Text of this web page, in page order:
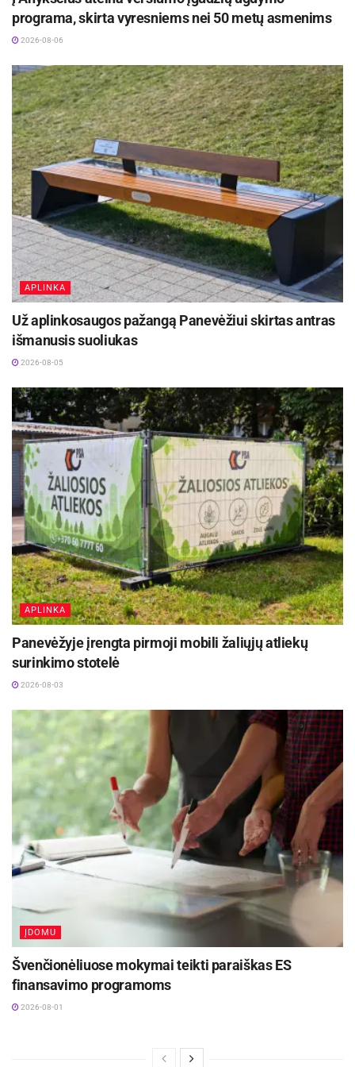
programa, skirta vyresniems nei 50 metų asmenims
2026-08-06
APLINKA
Už aplinkosaugos pažangą Panevėžiui skirtas antras
išmanusis suoliukas
2026-08-05
APLINKA
Panevėžyje įrengta pirmoji mobili žaliųjų atliekų
surinkimo stotelė
2026-08-03
ĮDOMU
Švenčionėliuose mokymai teikti paraiškas ES
finansavimo programoms
2026-08-01